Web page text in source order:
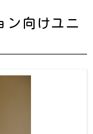
ン向けユニ